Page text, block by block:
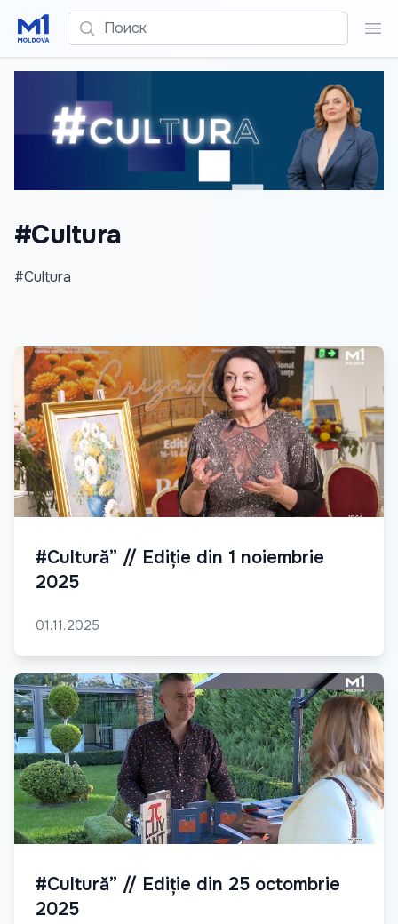
Поиск
#Cultura
#Cultura
#Cultură” // Ediție din 1 noiembrie
2025
01.11.2025
#Cultură” // Ediție din 25 octombrie
2025